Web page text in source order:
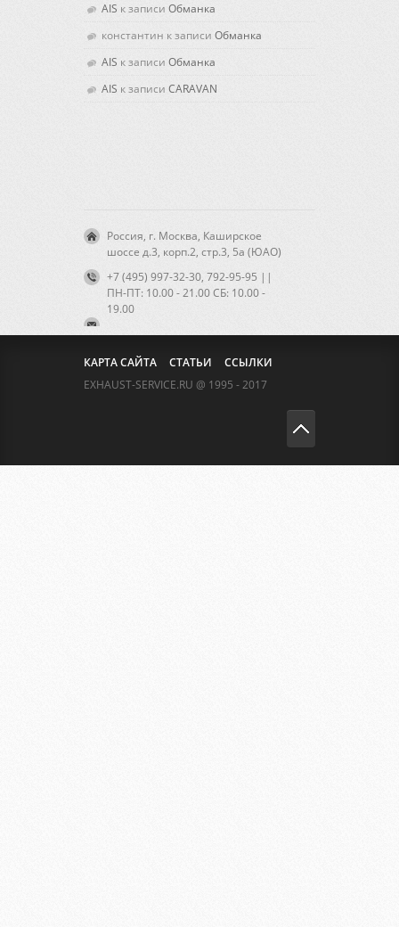
AIS к записи Обманка
константин к записи Обманка
AIS к записи Обманка
AIS к записи CARAVAN
Россия, г. Москва, Каширское
шоссе д.3, корп.2, стр.3, 5а (ЮАО)
+7 (495) 997-32-30, 792-95-95 ||
ПН-ПТ: 10.00 - 21.00 CБ: 10.00 -
19.00
КАРТА САЙТА СТАТЬИ
ССЫЛКИ
EXHAUST-SERVICE.RU @ 1995 - 2017